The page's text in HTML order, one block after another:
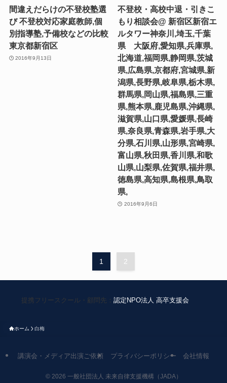
間違えだらけの不登校塾選
び 不登校対応家庭教師,個
別指導塾,予備校などの比較
東京都新宿区
2016年9月13日
不登校・高校中退・引きこ
もり相談会@ 新宿区新宿エ
ルタワー神奈川,埼玉,千葉
県 大阪府,愛知県,兵庫県,
北海道,福岡県,静岡県,茨城
県,広島県,京都府,宮城県,新
潟県,長野県,岐阜県,栃木県,
群馬県,岡山県,福島県,三重
県,熊本県,鹿児島県,沖縄県,
滋賀県,山口県,愛媛県,長崎
県,奈良県,青森県,岩手県,大
分県,石川県,山形県,宮崎県,
富山県,秋田県,香川県,和歌
山県,山梨県,佐賀県,福井県,
徳島県,高知県,島根県,鳥取
県,
2016年9月6日
1 2
提携フリースクール・顧問先： 認定NPO法人 高卒支援会
ホーム 白梅
講演会・メディア出演ご依頼 プライバシーポリシー 会社情報
©2026 一般社団法人 未来自律支援機構（JADA）